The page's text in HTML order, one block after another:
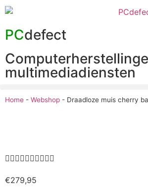
PCdefect
multimediadiensten
Home - Webshop - Draadloze muis cherry

€279,95